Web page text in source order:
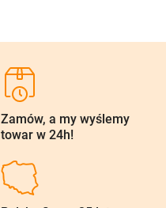
Zamów, a my wyślemy
towar w 24h!